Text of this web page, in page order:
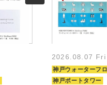
2026.08.07 Fri
神戸ウォーターフ
神戸ポートタワー